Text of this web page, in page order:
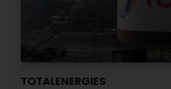
TOTALENERGIES